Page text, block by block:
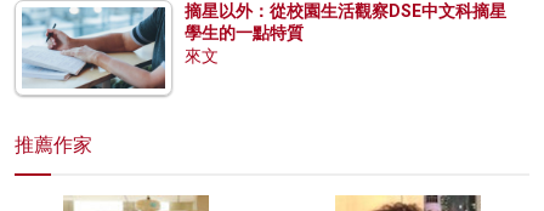
摘星以外：從校園生活觀察DSE中文科摘星
學生的一點特質
來文
推薦作家